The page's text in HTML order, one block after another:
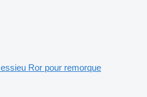
essieu Ror pour remorque